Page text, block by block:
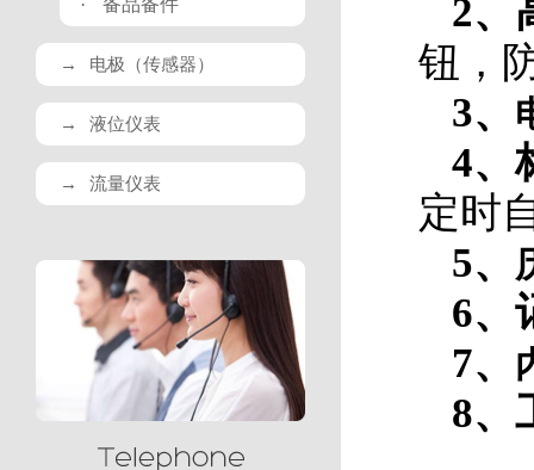
· 备品备件
→ 电极（传感器）
→ 液位仪表
→ 流量仪表
2、
钮，
3、
4、
定时
5、
6、
7、
8、